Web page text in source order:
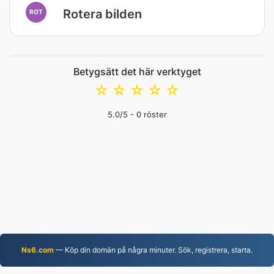
ROT Rotera bilden
Betygsätt det här verktyget
☆
☆
☆
☆
☆
5.0/5 - 0röster
Ns6.com — Köp din domän på några minuter. Sök, registrera, starta.